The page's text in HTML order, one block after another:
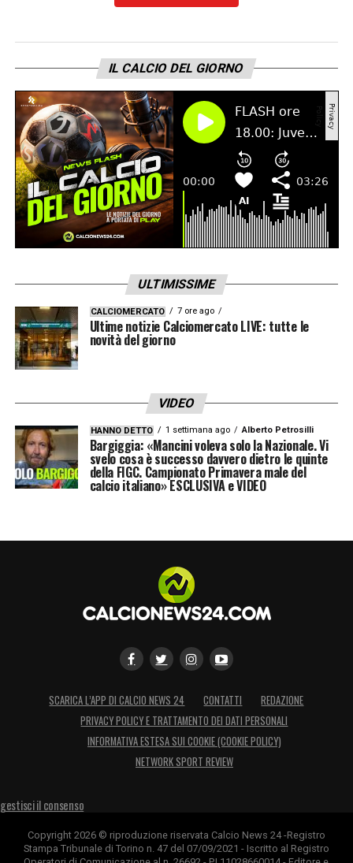
IL CALCIO DEL GIORNO
ULTIMISSIME
CALCIOMERCATO 7 ore ago
Ultime notizie Calciomercato LIVE: tutte le
novità del giorno
VIDEO
HANNO DETTO 1 settimana ago Alberto Petrosilli
Bargiggia: «Mancini voleva solo la Nazionale. Vi
svelo cosa è successo davvero dietro le quinte
della FIGC. Campionato Primavera male del
calcio italiano» ESCLUSIVA e VIDEO
SCARICA L’APP DI CALCIO NEWS 24 CONTATTI
REDAZIONE
PRIVACY POLICY E TRATTAMENTO DEI DATI PERSONALI
INFORMATIVA ESTESA SUI COOKIE (COOKIE POLICY)
NETWORK SPORT REVIEW
gestisci il consenso
Copyright 2026 © riproduzione riservata Calcio News 24 -Registro
Stampa Tribunale di Torino n. 47 del 07/09/2021 - Iscritto al Registro